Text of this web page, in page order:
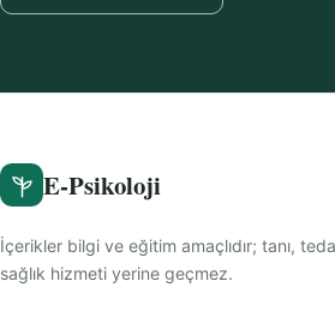
E-Psikoloji
İçerikler bilgi ve eğitim amaçlıdır; tanı,
sağlık hizmeti yerine geçmez.